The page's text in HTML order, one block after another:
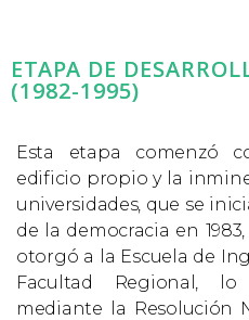
ETAPA DE
(1982-1995)
Esta etapa comenzó
edificio propio y la
universidades, que se
de la democracia en
otorgó a la Escuela de
Facultad Regional,
mediante la Resolución